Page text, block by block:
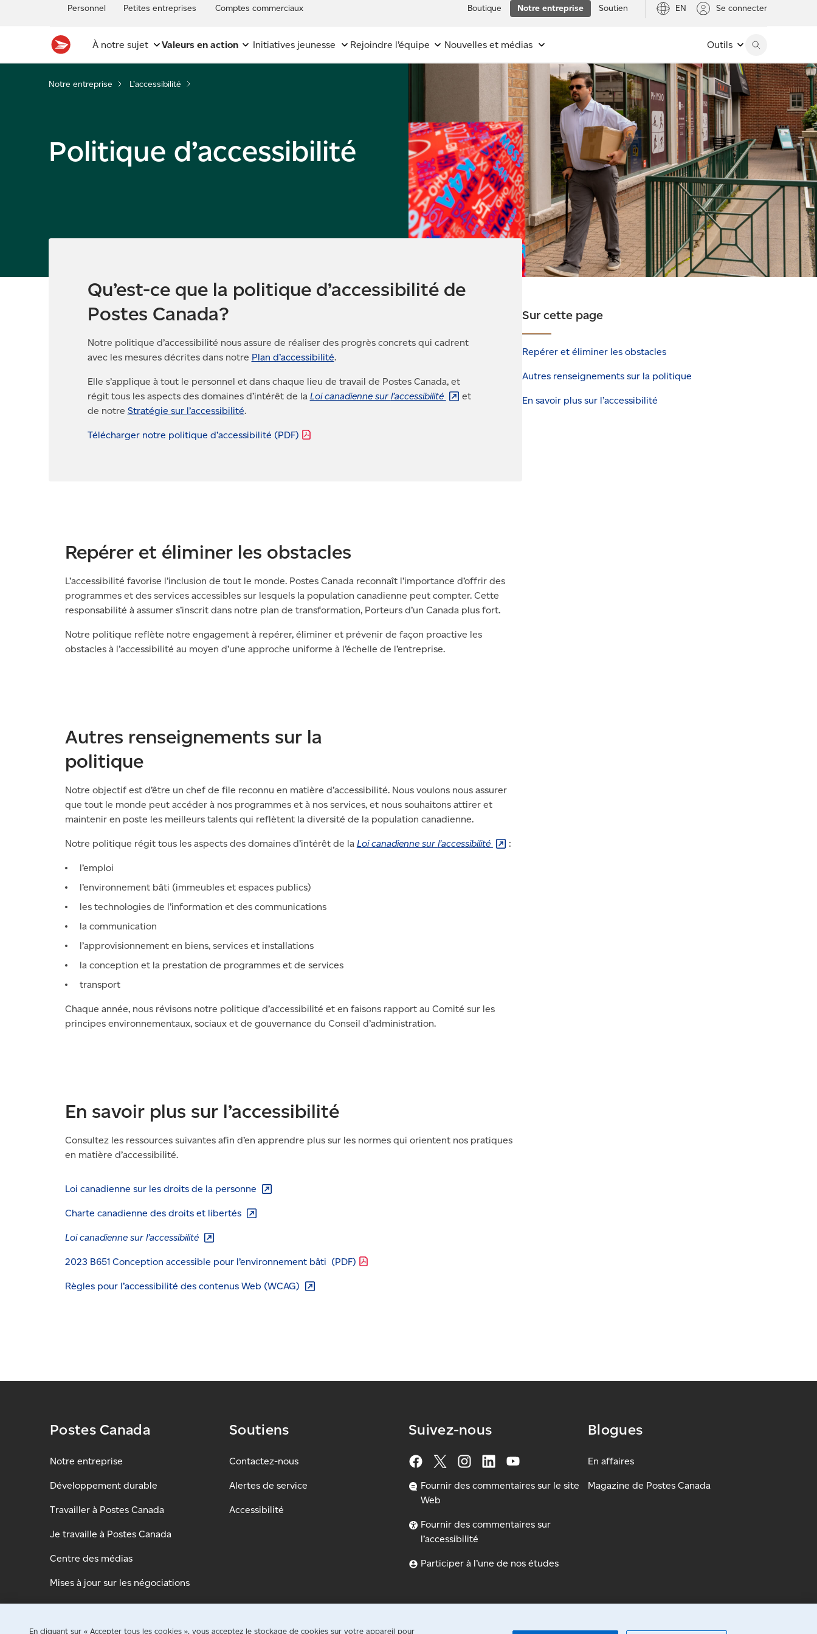
Personnel Petites entreprises Comptes commerciaux Boutique Notre entreprise Soutien EN Se connecter
À notre sujet Valeurs en action Initiatives jeunesse Rejoindre l’équipe Nouvelles et médias Outils
Notre entreprise L’accessibilité
Politique d’accessibilité
Qu’est-ce que la politique d’accessibilité de
Postes Canada?
Notre politique d’accessibilité nous assure de réaliser des progrès concrets qui cadrent
avec les mesures décrites dans notre Plan d’accessibilité.
Elle s’applique à tout le personnel et dans chaque lieu de travail de Postes Canada, et
régit tous les aspects des domaines d’intérêt de la Loi canadienne sur l’accessibilité
et
de notre Stratégie sur l’accessibilité.
Télécharger notre politique d’accessibilité (PDF)
Sur cette page
Repérer et éliminer les obstacles
Autres renseignements sur la politique
En savoir plus sur l’accessibilité
Repérer et éliminer les obstacles
L’accessibilité favorise l’inclusion de tout le monde. Postes Canada reconnaît l’importance d’offrir des
programmes et des services accessibles sur lesquels la population canadienne peut compter. Cette
responsabilité à assumer s’inscrit dans notre plan de transformation, Porteurs d’un Canada plus fort.
Notre politique reflète notre engagement à repérer, éliminer et prévenir de façon proactive les
obstacles à l’accessibilité au moyen d’une approche uniforme à l’échelle de l’entreprise.
Autres renseignements sur la
politique
Notre objectif est d’être un chef de file reconnu en matière d’accessibilité. Nous voulons nous assurer
que tout le monde peut accéder à nos programmes et à nos services, et nous souhaitons attirer et
maintenir en poste les meilleurs talents qui reflètent la diversité de la population canadienne.
Notre politique régit tous les aspects des domaines d’intérêt de la Loi canadienne sur l’accessibilité :
l’emploi
l’environnement bâti (immeubles et espaces publics)
les technologies de l’information et des communications
la communication
l’approvisionnement en biens, services et installations
la conception et la prestation de programmes et de services
transport
Chaque année, nous révisons notre politique d’accessibilité et en faisons rapport au Comité sur les
principes environnementaux, sociaux et de gouvernance du Conseil d’administration.
En savoir plus sur l’accessibilité
Consultez les ressources suivantes afin d’en apprendre plus sur les normes qui orientent nos pratiques
en matière d’accessibilité.
Loi canadienne sur les droits de la personne
Charte canadienne des droits et libertés
Loi canadienne sur l’accessibilité
2023 B651 Conception accessible pour l’environnement bâti (PDF)
Règles pour l’accessibilité des contenus Web (WCAG)
Postes Canada
Notre entreprise
Développement durable
Travailler à Postes Canada
Je travaille à Postes Canada
Centre des médias
Mises à jour sur les négociations
Soutiens
Contactez-nous
Alertes de service
Accessibilité
Suivez-nous
Fournir des commentaires sur le site
Web
Fournir des commentaires sur
l’accessibilité
Participer à l’une de nos études
Blogues
En affaires
Magazine de Postes Canada
En cliquant sur « Accepter tous les cookies », vous acceptez le stockage de cookies sur votre appareil pour